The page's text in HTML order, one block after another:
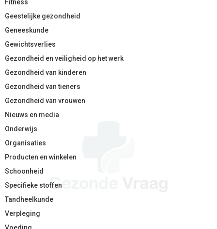
Fitness
Geestelijke gezondheid
Geneeskunde
Gewichtsverlies
Gezondheid en veiligheid op het werk
Gezondheid van kinderen
Gezondheid van tieners
Gezondheid van vrouwen
Nieuws en media
Onderwijs
Organisaties
Producten en winkelen
Schoonheid
Specifieke stoffen
Tandheelkunde
Verpleging